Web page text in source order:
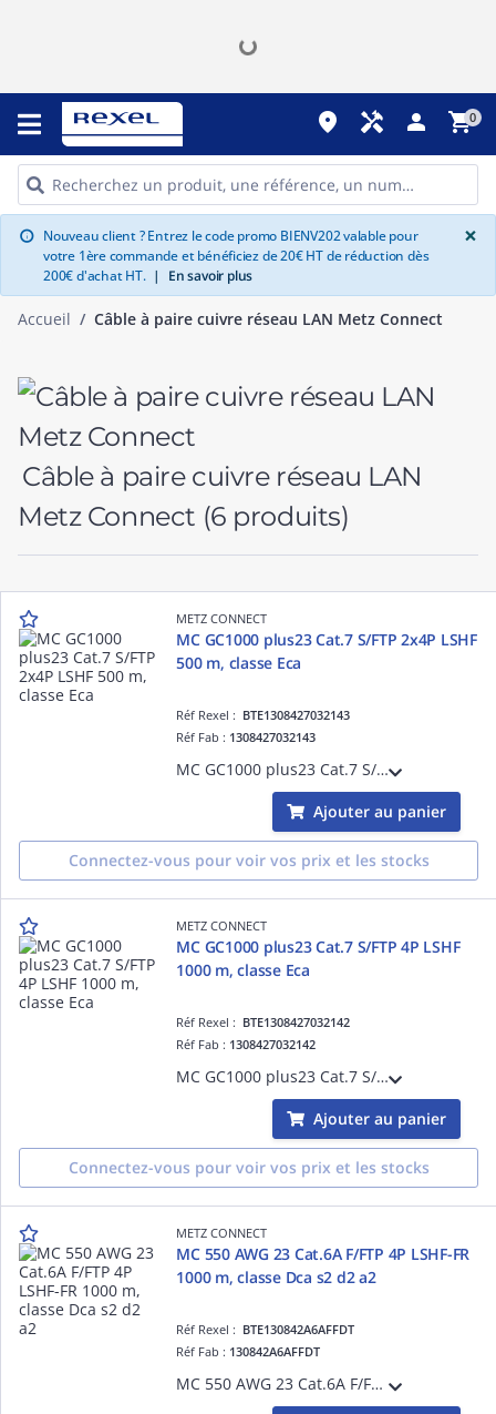
place handyman person shopping_cart0
info Nouveau client ? Entrez le code promo BIENV202 valable pour
votre 1ère commande et bénéficiez de 20€ HT de réduction dès
200€ d'achat HT. | En savoir plus
×
Accueil Câble à paire cuivre réseau LAN Metz Connect
Câble à paire cuivre réseau LAN
Metz Connect (6 produits)
METZ CONNECT
MC GC1000 plus23 Cat.7 S/FTP 2x4P LSHF
500 m, classe Eca
Réf Rexel : BTE1308427032143
Réf Fab : 1308427032143
MC GC1000 plus23 Cat.7 S/FTP 2x4P LSHF 500 m, classe Eca
Ajouter au panier
Connectez-vous pour voir vos prix et les stocks
METZ CONNECT
MC GC1000 plus23 Cat.7 S/FTP 4P LSHF
1000 m, classe Eca
Réf Rexel : BTE1308427032142
Réf Fab : 1308427032142
MC GC1000 plus23 Cat.7 S/FTP 4P LSHF 1000 m, classe Eca
Ajouter au panier
Connectez-vous pour voir vos prix et les stocks
METZ CONNECT
MC 550 AWG 23 Cat.6A F/FTP 4P LSHF-FR
1000 m, classe Dca s2 d2 a2
Réf Rexel : BTE130842A6AFFDT
Réf Fab : 130842A6AFFDT
MC 550 AWG 23 Cat.6A F/FTP 4P LSHF-FR 1000 m, classe Dca s2 d2 a2